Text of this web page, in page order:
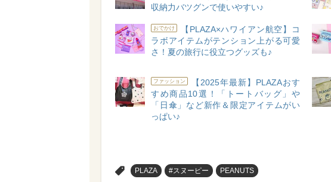
収納力バツグンで使いやすい♪
おでかけ
【PLAZA×ハワイアン航空】コ
ラボアイテムがテンション上がる可愛
さ！夏の旅行に役立つグッズも♪
ファッション
【2025年最新】PLAZAおす
すめ商品10選！「トートバッグ」や
「日傘」など新作＆限定アイテムがい
っぱい♪
PLAZA #スヌーピー PEANUTS